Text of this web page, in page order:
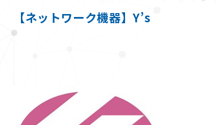
【ネットワーク機器】Y’s